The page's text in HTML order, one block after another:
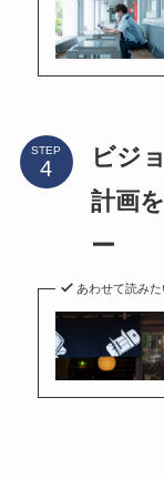
STEP
ビジ
計画
ー
あわせて読みた